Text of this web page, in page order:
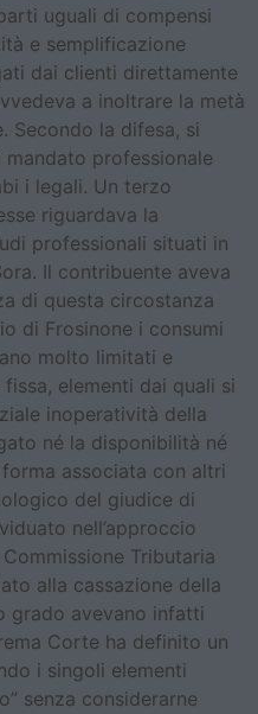
uguali di compensi
e semplificazione
dai clienti direttamente
a inoltrare la metà
Secondo la difesa, si
professionale
i legali. Un terzo
riguardava la
professionali situati in
Il contribuente aveva
di questa circostanza
di Frosinone i consumi
molto limitati e
elementi dai quali si
inoperatività della
né la disponibilità né
associata con altri
del giudice di
nell’approccio
Tributaria
alla cassazione della
grado avevano infatti
Corte ha definito un
i singoli elementi
senza considerarne